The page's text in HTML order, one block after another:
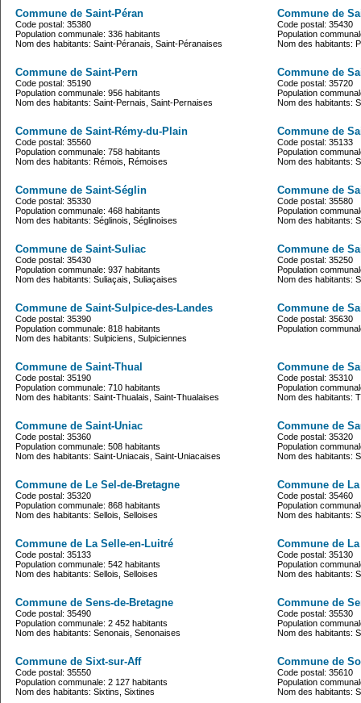
Commune de Saint-Péran
Code postal: 35380
Population communale: 336 habitants
Nom des habitants: Saint-Péranais, Saint-Péranaises
Commune de
Code postal: 35430
Population
Nom des habitants:
Commune de Saint-Pern
Code postal: 35190
Population communale: 956 habitants
Nom des habitants: Saint-Pernais, Saint-Pernaises
Commune de
Code postal: 35720
Population
Nom des habitants:
Commune de Saint-Rémy-du-Plain
Code postal: 35560
Population communale: 758 habitants
Nom des habitants: Rémois, Rémoises
Commune de
Code postal: 35133
Population
Nom des habitants:
Commune de Saint-Séglin
Code postal: 35330
Population communale: 468 habitants
Nom des habitants: Séglinois, Séglinoises
Commune de
Code postal: 35580
Population
Nom des habitants:
Commune de Saint-Suliac
Code postal: 35430
Population communale: 937 habitants
Nom des habitants: Suliaçais, Suliaçaises
Commune de
Code postal: 35250
Population
Nom des habitants:
Commune de Saint-Sulpice-des-Landes
Code postal: 35390
Population communale: 818 habitants
Nom des habitants: Sulpiciens, Sulpiciennes
Commune de
Code postal: 35630
Population
Commune de Saint-Thual
Code postal: 35190
Population communale: 710 habitants
Nom des habitants: Saint-Thualais, Saint-Thualaises
Commune de
Code postal: 35310
Population
Nom des habitants:
Commune de Saint-Uniac
Code postal: 35360
Population communale: 508 habitants
Nom des habitants: Saint-Uniacais, Saint-Uniacaises
Commune de
Code postal: 35320
Population
Nom des habitants:
Commune de Le Sel-de-Bretagne
Code postal: 35320
Population communale: 868 habitants
Nom des habitants: Sellois, Selloises
Commune de
Code postal: 35460
Population
Nom des habitants:
Commune de La Selle-en-Luitré
Code postal: 35133
Population communale: 542 habitants
Nom des habitants: Sellois, Selloises
Commune de
Code postal: 35130
Population
Nom des habitants:
Commune de Sens-de-Bretagne
Code postal: 35490
Population communale: 2 452 habitants
Nom des habitants: Senonais, Senonaises
Commune de
Code postal: 35530
Population
Nom des habitants:
Commune de Sixt-sur-Aff
Code postal: 35550
Population communale: 2 127 habitants
Nom des habitants: Sixtins, Sixtines
Commune de
Code postal: 35610
Population
Nom des habitants: